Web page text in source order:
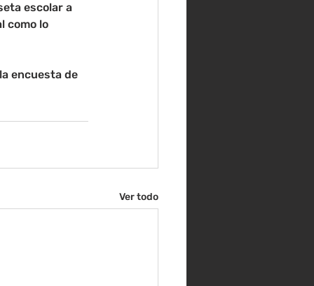
escolar a
como lo
encuesta de
Ver todo